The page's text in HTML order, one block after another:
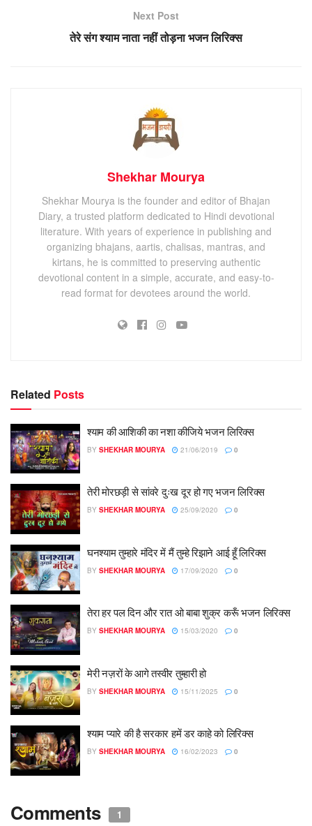
Next Post
तेरे संग श्याम नाता नहीं तोड़ना भजन लिरिक्स
Shekhar Mourya
Shekhar Mourya is the founder and editor of Bhajan
Diary, a trusted platform dedicated to Hindi devotional
literature. With years of experience in publishing and
organizing bhajans, aartis, chalisas, mantras, and
kirtans, he is committed to preserving authentic
devotional content in a simple, accurate, and easy-to-
read format for devotees around the world.
Related Posts
श्याम की आशिकी का नशा कीजिये भजन लिरिक्स
BY SHEKHAR MOURYA 21/06/2019 0
तेरी मोरछड़ी से सांवरे दुःख दूर हो गए भजन लिरिक्स
BY SHEKHAR MOURYA 25/09/2020 0
घनश्याम तुम्हारे मंदिर में मैं तुम्हे रिझाने आई हूँ लिरिक्स
BY SHEKHAR MOURYA 17/09/2020 0
तेरा हर पल दिन और रात ओ बाबा शुक्र करूँ भजन लिरिक्स
BY SHEKHAR MOURYA 15/03/2020 0
मेरी नज़रों के आगे तस्वीर तुम्हारी हो
BY SHEKHAR MOURYA 15/11/2025 0
श्याम प्यारे की है सरकार हमें डर काहे को लिरिक्स
BY SHEKHAR MOURYA 16/02/2023 0
Comments 1